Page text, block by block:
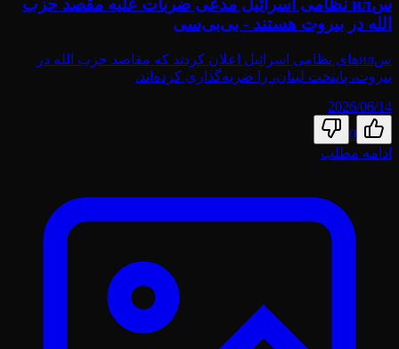
سил نظامی اسرائیل مدعی ضربات علیه مقصد حزب
الله در بیروت هستند - بی‌بی‌سی
سил‌های نظامی اسرائیل اعلان کردند که مقاصد حزب الله در
بیروت، پایتخت لبنان، را ضربه‌گذاری کرده‌اند.
2026/06/14
0
ادامه مطلب